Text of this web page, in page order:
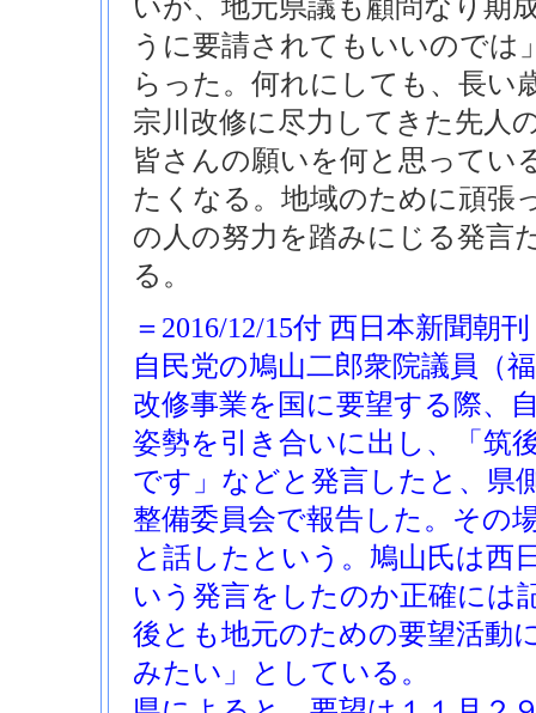
いが、地元県議も顧問なり期
うに要請されてもいいのでは
らった。何れにしても、長い
宗川改修に尽力してきた先人
皆さんの願いを何と思ってい
たくなる。地域のために頑張
の人の努力を踏みにじる発言
る。
＝2016/12/15付 西日本新聞朝
自民党の鳩山二郎衆院議員（
改修事業を国に要望する際、
姿勢を引き合いに出し、「筑
です」などと発言したと、県
整備委員会で報告した。その
と話したという。鳩山氏は西
いう発言をしたのか正確には
後とも地元のための要望活動
みたい」としている。